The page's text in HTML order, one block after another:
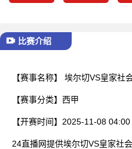
比赛介绍
【赛事名称】 埃尔切VS皇家社
【赛事分类】 西甲
【开赛时间】 2025-11-08 04:00
24直播网提供埃尔切VS皇家社